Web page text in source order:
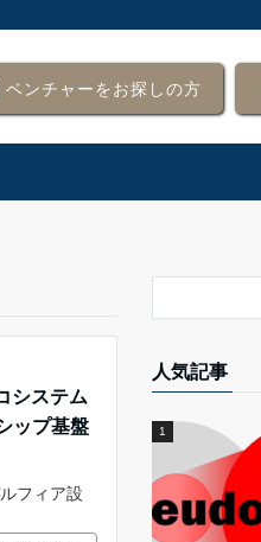
ベンチャーをお探しの方
システム
ップ基盤
フィア設
人気記事